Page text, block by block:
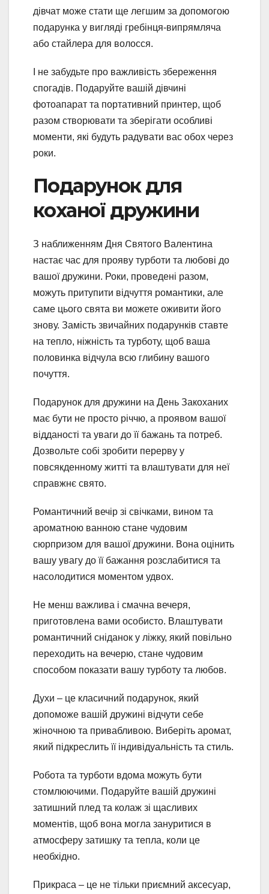
дівчат може стати ще легшим за допомогою
подарунка у вигляді гребінця-випрямляча
або стайлера для волосся.
І не забудьте про важливість збереження
спогадів. Подаруйте вашій дівчині
фотоапарат та портативний принтер, щоб
разом створювати та зберігати особливі
моменти, які будуть радувати вас обох через
роки.
Подарунок для
коханої дружини
З наближенням Дня Святого Валентина
настає час для прояву турботи та любові до
вашої дружини. Роки, проведені разом,
можуть притупити відчуття романтики, але
саме цього свята ви можете оживити його
знову. Замість звичайних подарунків ставте
на тепло, ніжність та турботу, щоб ваша
половинка відчула всю глибину вашого
почуття.
Подарунок для дружини на День Закоханих
має бути не просто річчю, а проявом вашої
відданості та уваги до її бажань та потреб.
Дозвольте собі зробити перерву у
повсякденному житті та влаштувати для неї
справжнє свято.
Романтичний вечір зі свічками, вином та
ароматною ванною стане чудовим
сюрпризом для вашої дружини. Вона оцінить
вашу увагу до її бажання розслабитися та
насолодитися моментом удвох.
Не менш важлива і смачна вечеря,
приготовлена вами особисто. Влаштувати
романтичний сніданок у ліжку, який повільно
переходить на вечерю, стане чудовим
способом показати вашу турботу та любов.
Духи – це класичний подарунок, який
допоможе вашій дружині відчути себе
жіночною та привабливою. Виберіть аромат,
який підкреслить її індивідуальність та стиль.
Робота та турботи вдома можуть бути
стомлюючими. Подаруйте вашій дружині
затишний плед та колаж зі щасливих
моментів, щоб вона могла зануритися в
атмосферу затишку та тепла, коли це
необхідно.
Прикраса – це не тільки приємний аксесуар,